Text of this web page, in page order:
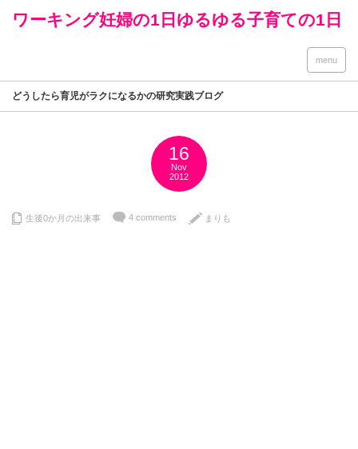
ワーキング妊婦の1日ゆるゆる子育ての1日
menu
どうしたら育児がラクになるかの研究実践ブログ
16
Nov
2012
生後0か月の出来事 4 comments まりも